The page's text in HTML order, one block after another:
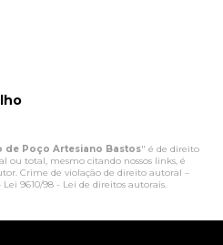
de Poço Artesiano Bastos" é de direito
ou total, mesmo citando nossos links, é
Crime de violação de direito autoral –
Lei 9610/98 - Lei de direitos autorais.